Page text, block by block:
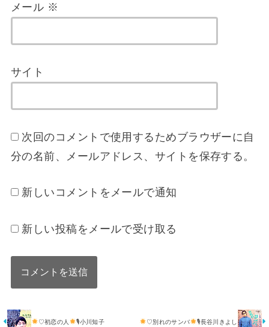
メール ※
サイト
次回のコメントで使用するためブラウザーに自
分の名前、メールアドレス、サイトを保存する。
新しいコメントをメールで通知
新しい投稿をメールで受け取る
♡初恋の人 🎙小川知子 ♡別れのサンバ 🎙長谷川きよし